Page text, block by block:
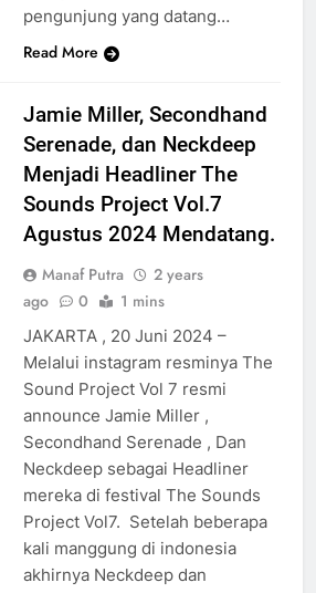
pengunjung yang datang…
Read More
Jamie Miller, Secondhand
Serenade, dan Neckdeep
Menjadi Headliner The
Sounds Project Vol.7
Agustus 2024 Mendatang.
Manaf Putra
2 years
ago
0 1 mins
JAKARTA , 20 Juni 2024 –
Melalui instagram resminya The
Sound Project Vol 7 resmi
announce Jamie Miller ,
Secondhand Serenade , Dan
Neckdeep sebagai Headliner
mereka di festival The Sounds
Project Vol7. Setelah beberapa
kali manggung di indonesia
akhirnya Neckdeep dan